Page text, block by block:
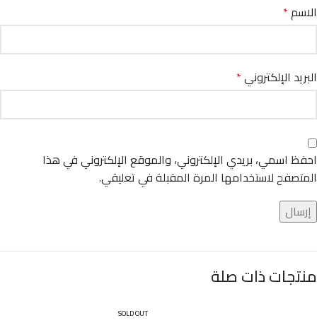
الاسم*
البريد الإلكتروني*
احفظ اسمي، بريدي الإلكتروني، والموقع الإلكتروني في هذا
المتصفح لاستخدامها المرة المقبلة في تعليقي.
منتجات ذات صلة
SOLD OUT